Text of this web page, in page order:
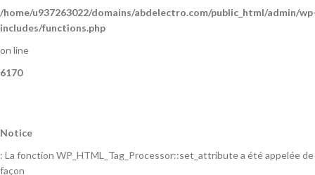
/home/u937263022/domains/abdelectro.com/public_html/admin/
includes/functions.php
on line
6170
Notice
: La fonction WP_HTML_Tag_Processor::set_attribute a été appelée de
façon